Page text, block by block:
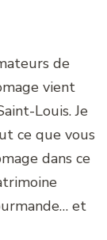
de
vient
Louis. Je
ce que vous
dans ce
et